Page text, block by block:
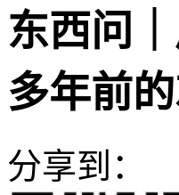
东西问
多年前
分享到：